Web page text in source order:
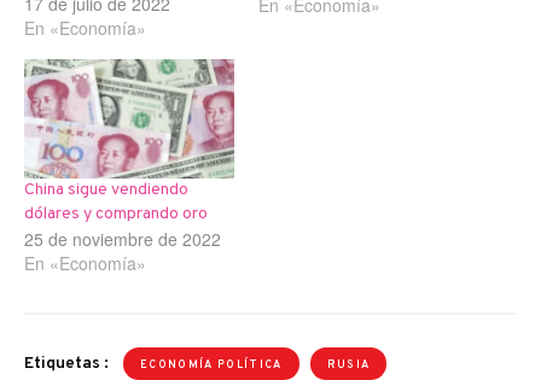
En «Economía»
China sigue vendiendo
dólares y comprando oro
25 de noviembre de 2022
En «Economía»
Etiquetas : ECONOMÍA POLÍTICA RUSIA